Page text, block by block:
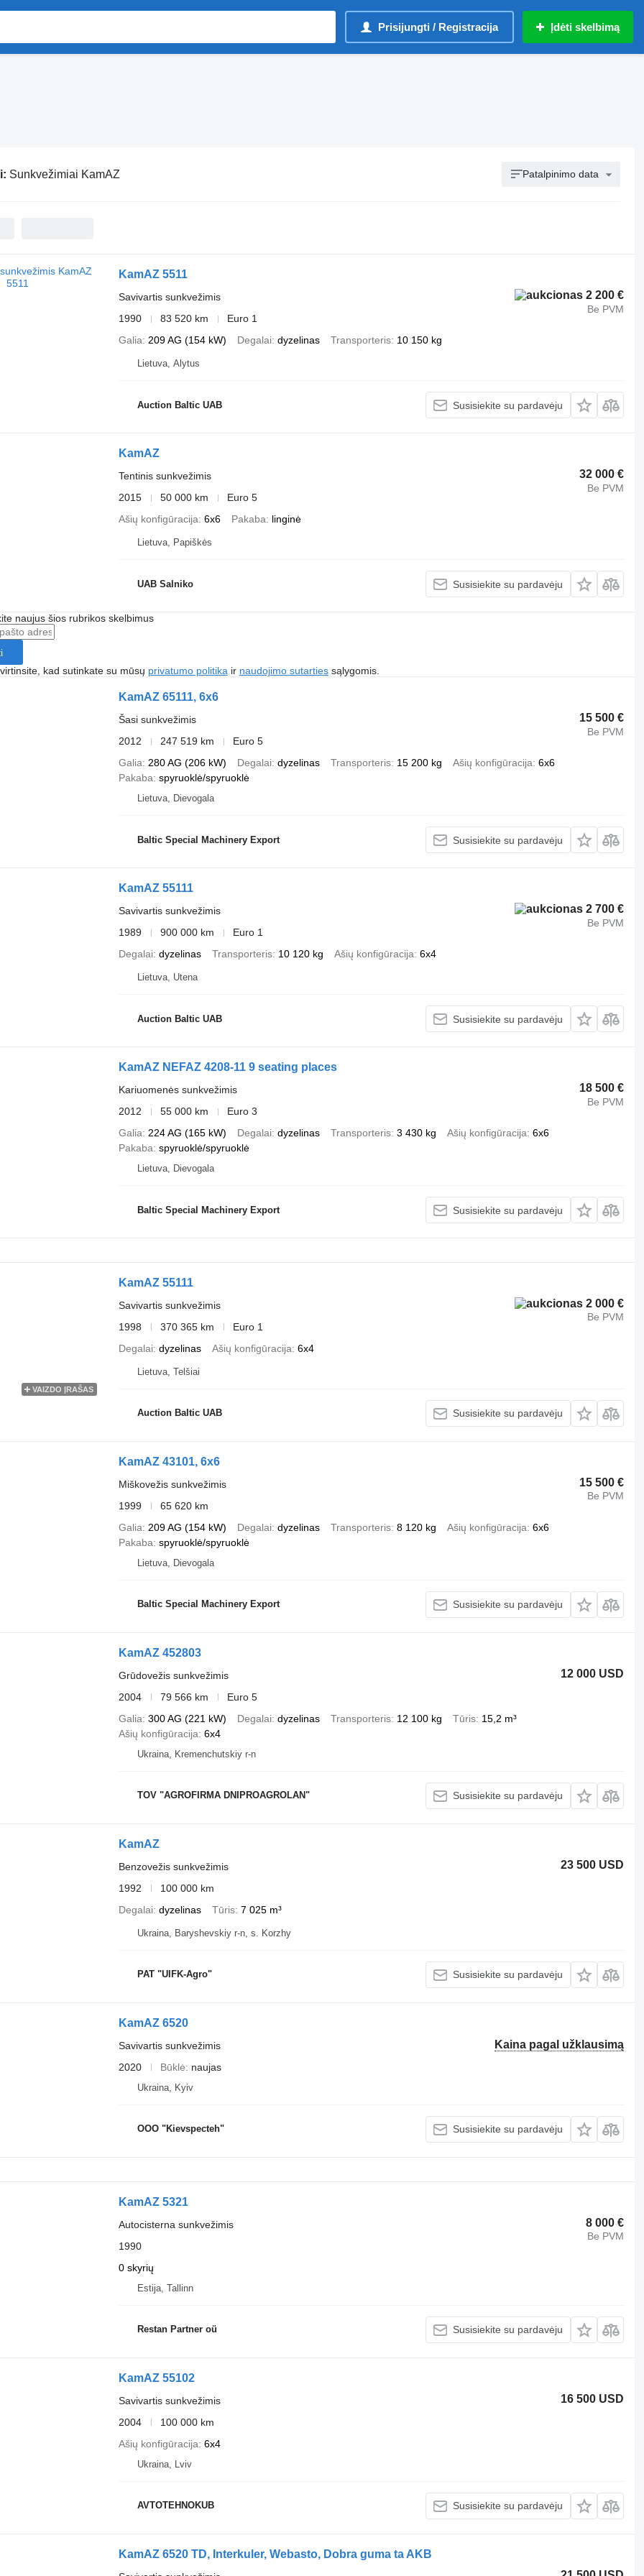
Prisijungti / Registracija Įdėti skelbimą
Sunkvežimiai KamAZ Patalpinimo data
KamAZ 5511
2 200 €
Be PVM
Savivartis sunkvežimis
1990
83 520 km
Euro 1
Galia
209 AG (154 kW) Degalai dyzelinas Transporteris 10 150 kg
Lietuva, Alytus
Auction Baltic UAB Susisiekite su pardavėju
KamAZ
32 000 €
Be PVM
Tentinis sunkvežimis
2015
50 000 km
Euro 5
Ašių konfigūracija 6x6 Pakaba linginė
Lietuva, Papiškės
UAB Salniko Susisiekite su pardavėju
naujus šios rubrikos skelbimus
kad sutinkate su mūsų privatumo politika ir naudojimo sutartiessąlygomis.
KamAZ 65111, 6x6
15 500 €
Be PVM
Šasi sunkvežimis
2012
247 519 km
Euro 5
Galia
280 AG (206 kW) Degalai dyzelinas Transporteris 15 200 kg Ašių konfigūracija 6x6
Pakaba spyruoklė/spyruoklė
Lietuva, Dievogala
Baltic Special Machinery Export Susisiekite su pardavėju
KamAZ 55111
2 700 €
Be PVM
Savivartis sunkvežimis
1989
900 000 km
Euro 1
Degalai dyzelinas Transporteris 10 120 kg Ašių konfigūracija 6x4
Lietuva, Utena
Auction Baltic UAB Susisiekite su pardavėju
KamAZ NEFAZ 4208-11 9 seating places
18 500 €
Be PVM
Kariuomenės sunkvežimis
2012
55 000 km
Euro 3
Galia
224 AG (165 kW) Degalai dyzelinas Transporteris 3 430 kg Ašių konfigūracija 6x6
Pakaba spyruoklė/spyruoklė
Lietuva, Dievogala
Baltic Special Machinery Export Susisiekite su pardavėju
VAIZDO ĮRAŠAS
KamAZ 55111
2 000 €
Be PVM
Savivartis sunkvežimis
1998
370 365 km
Euro 1
Degalai dyzelinas Ašių konfigūracija 6x4
Lietuva, Telšiai
Auction Baltic UAB Susisiekite su pardavėju
KamAZ 43101, 6x6
15 500 €
Be PVM
Miškovežis sunkvežimis
1999
65 620 km
Galia
209 AG (154 kW) Degalai dyzelinas Transporteris 8 120 kg Ašių konfigūracija 6x6
Pakaba spyruoklė/spyruoklė
Lietuva, Dievogala
Baltic Special Machinery Export Susisiekite su pardavėju
KamAZ 452803
12 000 USD
Grūdovežis sunkvežimis
2004
79 566 km
Euro 5
Galia 300 AG (221 kW) Degalai dyzelinas Transporteris 12 100 kg Tūris 15,2 m³
Ašių konfigūracija 6x4
Ukraina, Kremenchutskiy r-n
TOV "AGROFIRMA DNIPROAGROLAN" Susisiekite su pardavėju
KamAZ
23 500 USD
Benzovežis sunkvežimis
1992
100 000 km
Degalai dyzelinas Tūris 7 025 m³
Ukraina, Baryshevskiy r-n, s. Korzhy
PAT "UIFK-Agro" Susisiekite su pardavėju
KamAZ 6520
Kaina pagal užklausimą
Savivartis sunkvežimis
2020
Būklė naujas
Ukraina, Kyiv
OOO "Kievspecteh" Susisiekite su pardavėju
KamAZ 5321
8 000 €
Be PVM
Autocisterna sunkvežimis
1990
0 skyrių
Estija, Tallinn
Restan Partner oü Susisiekite su pardavėju
KamAZ 55102
16 500 USD
Savivartis sunkvežimis
2004
100 000 km
Ašių konfigūracija 6x4
Ukraina, Lviv
AVTOTEHNOKUB Susisiekite su pardavėju
KamAZ 6520 TD, Interkuler, Webasto, Dobra guma ta AKB